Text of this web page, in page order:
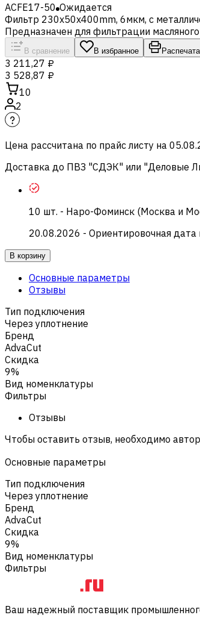
ACFE17-50 Ожидается
Фильтр 230x50x400mm, 6мкм, с
Предназначен для фильтрации
В сравнение В избранное
3 211,27 ₽
3 528,87 ₽
10
2
Цена рассчитана по прайс листу на
Доставка до ПВЗ "СДЭК" или "Деловые
10 шт. - Наро-Фоминск (Москва и
20.08.2026 - Ориентировочная дата
В корзину
Основные параметры
Отзывы
Тип подключения
Через уплотнение
Бренд
AdvaCut
Скидка
9%
Вид номенклатуры
Фильтры
Отзывы
Чтобы оставить отзыв, необходимо
Основные параметры
Тип подключения
Через уплотнение
Бренд
AdvaCut
Скидка
9%
Вид номенклатуры
Фильтры
Ваш надежный поставщик